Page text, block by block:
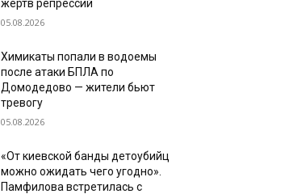
жертв репрессий
05.08.2026
Химикаты попали в водоемы
после атаки БПЛА по
Домодедово — жители бьют
тревогу
05.08.2026
«От киевской банды детоубийц
можно ожидать чего угодно».
Памфилова встретилась с